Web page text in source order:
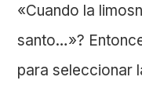
«Cuando la
santo…»?
para seleccionar